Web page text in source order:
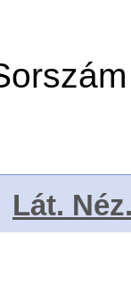
Lát.